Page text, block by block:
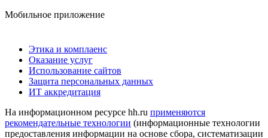
Мобильное приложение
Этика и комплаенс
Оказание услуг
Использование сайтов
Защита персональных данных
ИТ аккредитация
На информационном ресурсе hh.ru применяются
рекомендательные технологии (информационные технологии
предоставления информации на основе сбора, систематизации